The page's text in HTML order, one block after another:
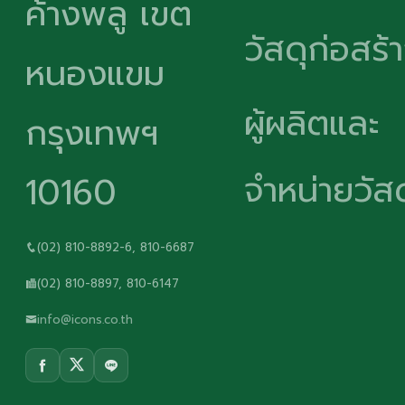
ค้างพลู เขต
หนองแขม
กรุงเทพฯ
10160
(02) 810-8892-6, 810-6687
(02) 810-8897, 810-6147
info@icons.co.th
วัสดุก่อสร้
ผู้ผลิตและ
จำหน่ายวั